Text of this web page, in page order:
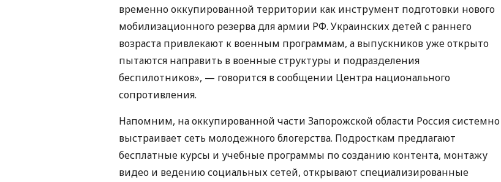
временно оккупированной территории как инструмент подготовки нового
мобилизационного резерва для армии РФ. Украинских детей с раннего
возраста привлекают к военным программам, а выпускников уже открыто
пытаются направить в военные структуры и подразделения
беспилотников», — говорится в сообщении Центра национального
сопротивления.
Напомним, на оккупированной части Запорожской области Россия системно
выстраивает сеть молодежного блогерства. Подросткам предлагают
бесплатные курсы и учебные программы по созданию контента, монтажу
видео и ведению социальных сетей, открывают специализированные